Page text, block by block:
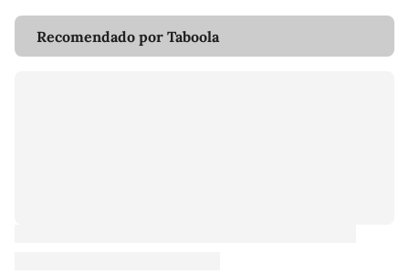
Recomendado por Taboola